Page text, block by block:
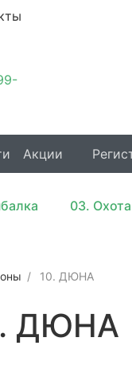
Акции
03. Охота
10. ДЮНА
ДЮНА